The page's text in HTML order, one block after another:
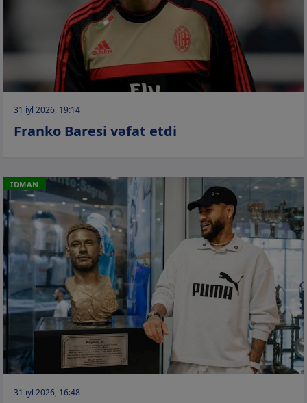
31 iyl 2026, 19:14
Franko Baresi vəfat etdi
İDMAN
31 iyl 2026, 16:48